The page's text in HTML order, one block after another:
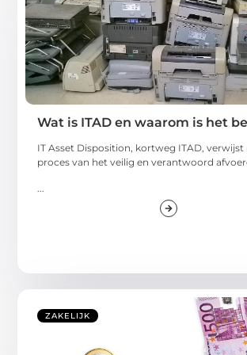
Wat is ITAD en waarom is het
IT Asset Disposition, kortweg ITAD, verwijst
proces van het veilig en verantwoord
ZAKELIJK